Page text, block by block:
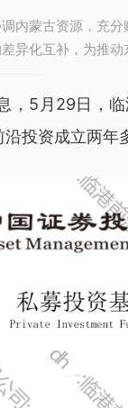
内蒙古资源，充
异化互补，为推
，5月29日，
投资成立两年